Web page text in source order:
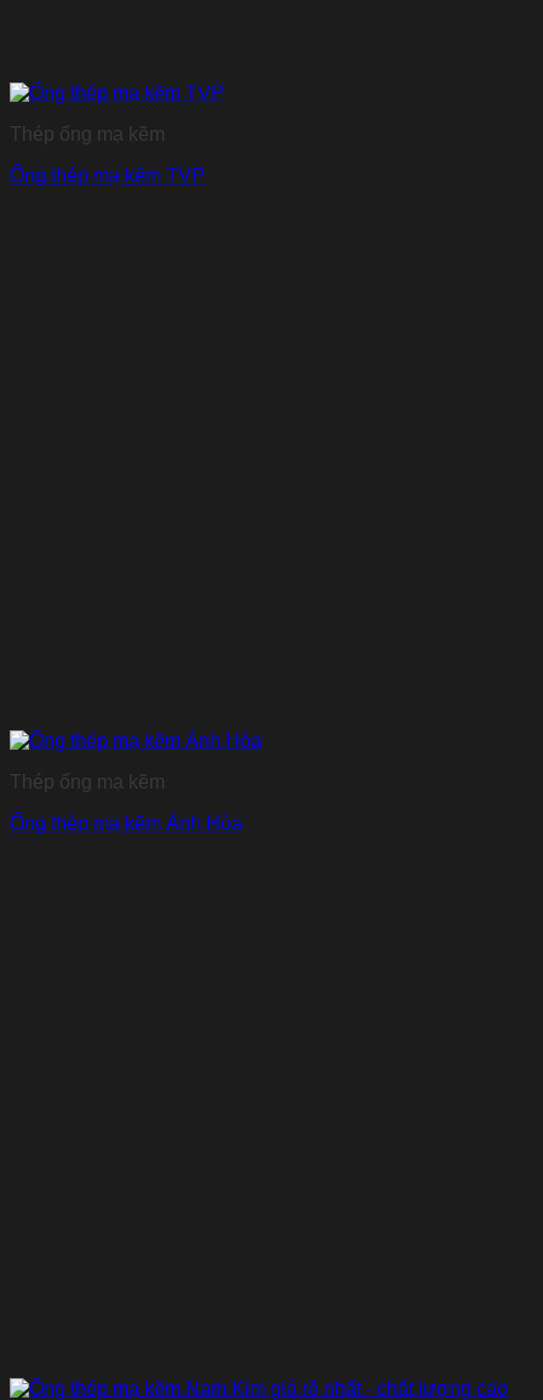
Thép ống mạ kẽm
Ống thép mạ kẽm TVP
Thép ống mạ kẽm
Ống thép mạ kẽm Ánh Hòa